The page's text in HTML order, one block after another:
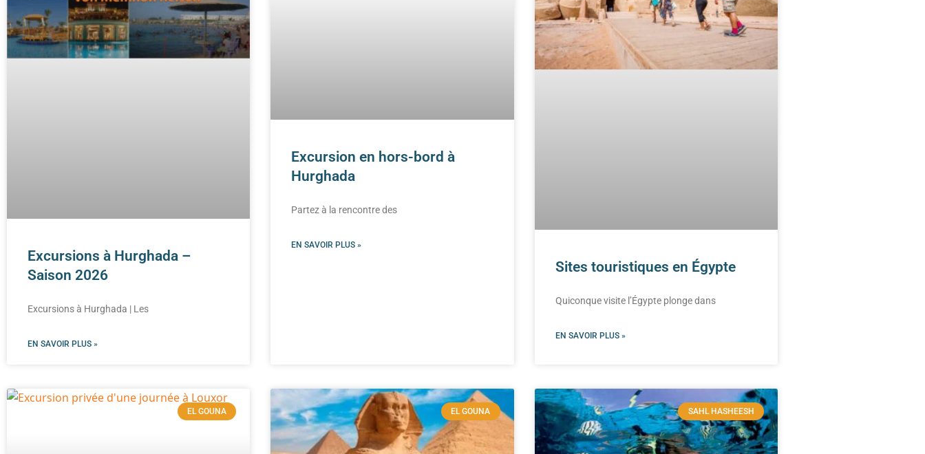
Excursions à Hurghada –
Saison 2026
Excursions à Hurghada | Les
EN SAVOIR PLUS »
Excursion en hors-bord à
Hurghada
Partez à la rencontre des
EN SAVOIR PLUS »
Sites touristiques en Égypte
Quiconque visite l’Égypte plonge dans
EN SAVOIR PLUS »
EL GOUNA EL GOUNA SAHL HASHEESH